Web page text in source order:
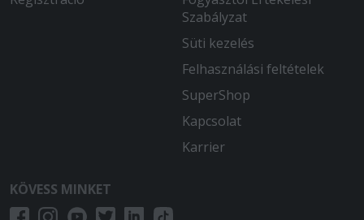
Szabályzat
Süti kezelés
Felhasználási feltételek
SuperShop
Kapcsolat
Karrier
KÖVESS MINKET